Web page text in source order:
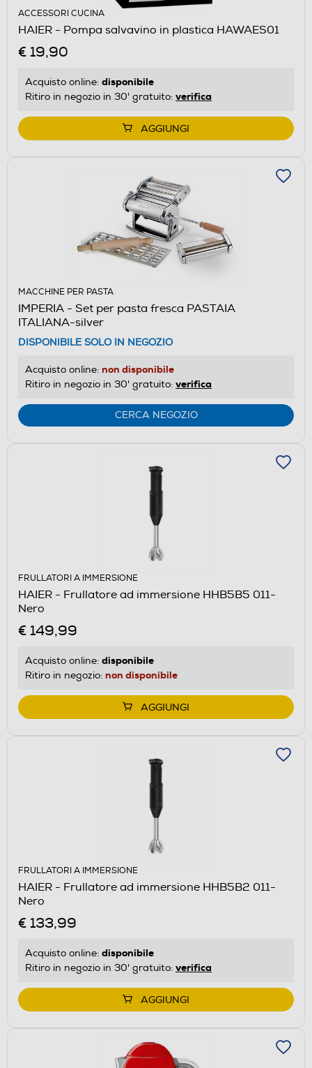
ACCESSORI CUCINA
HAIER - Pompa salvavino in plastica HAWAES01
€ 19,90
Acquisto online: disponibile
Ritiro in negozio in 30' gratuito: verifica
AGGIUNGI
MACCHINE PER PASTA
IMPERIA - Set per pasta fresca PASTAIA
ITALIANA-silver
DISPONIBILE SOLO IN NEGOZIO
Acquisto online: non disponibile
Ritiro in negozio in 30' gratuito: verifica
CERCA NEGOZIO
FRULLATORI A IMMERSIONE
HAIER - Frullatore ad immersione HHB5B5 011-
Nero
€ 149,99
Acquisto online: disponibile
Ritiro in negozio: non disponibile
AGGIUNGI
FRULLATORI A IMMERSIONE
HAIER - Frullatore ad immersione HHB5B2 011-
Nero
€ 133,99
Acquisto online: disponibile
Ritiro in negozio in 30' gratuito: verifica
AGGIUNGI